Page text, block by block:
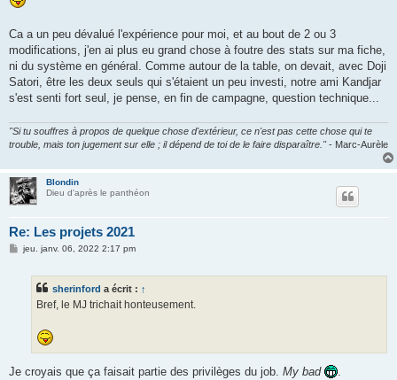
Ca a un peu dévalué l'expérience pour moi, et au bout de 2 ou 3
modifications, j'en ai plus eu grand chose à foutre des stats sur ma fiche,
ni du système en général. Comme autour de la table, on devait, avec Doji
Satori, être les deux seuls qui s'étaient un peu investi, notre ami Kandjar
s'est senti fort seul, je pense, en fin de campagne, question technique...
"Si tu souffres à propos de quelque chose d'extérieur, ce n'est pas cette chose qui te
trouble, mais ton jugement sur elle ; il dépend de toi de le faire disparaître."- Marc-Aurèle
Blondin
Dieu d'après le panthéon
Re: Les projets 2021
Mjeu. janv. 06, 2022 2:17 pm
sherinford a écrit : ↑
Bref, le MJ trichait honteusement.
Je croyais que ça faisait partie des privilèges du job. My bad .